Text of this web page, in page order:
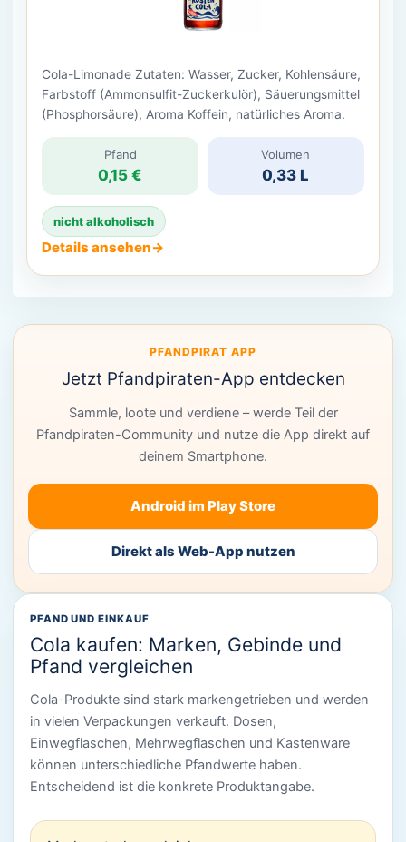
Cola-Limonade Zutaten: Wasser, Zucker, Kohlensäure,
Farbstoff (Ammonsulfit-Zuckerkulör), Säuerungsmittel
(Phosphorsäure), Aroma Koffein, natürliches Aroma.
Pfand
0,15 €
Volumen
0,33 L
nicht alkoholisch
Details ansehen→
PFANDPIRAT APP
Jetzt Pfandpiraten-App entdecken
Sammle, loote und verdiene – werde Teil der
Pfandpiraten-Community und nutze die App direkt auf
deinem Smartphone.
Android im Play Store
Direkt als Web-App nutzen
PFAND UND EINKAUF
Cola kaufen: Marken, Gebinde und
Pfand vergleichen
Cola-Produkte sind stark markengetrieben und werden
in vielen Verpackungen verkauft. Dosen,
Einwegflaschen, Mehrwegflaschen und Kastenware
können unterschiedliche Pfandwerte haben.
Entscheidend ist die konkrete Produktangabe.